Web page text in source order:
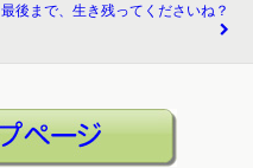
最後まで、生き残ってくださいね？